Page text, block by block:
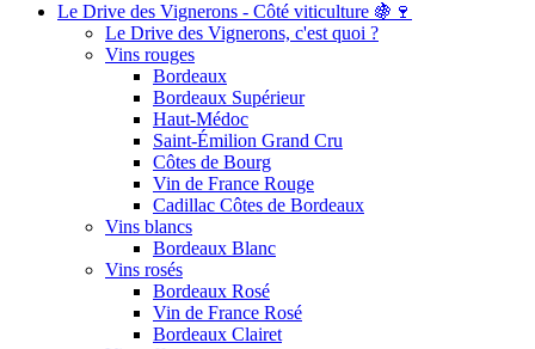
Le Drive des Vignerons - Côté viticulture 🍇🍷
Le Drive des Vignerons, c'est quoi ?
Vins rouges
Bordeaux
Bordeaux Supérieur
Haut-Médoc
Saint-Émilion Grand Cru
Côtes de Bourg
Vin de France Rouge
Cadillac Côtes de Bordeaux
Vins blancs
Bordeaux Blanc
Vins rosés
Bordeaux Rosé
Vin de France Rosé
Bordeaux Clairet